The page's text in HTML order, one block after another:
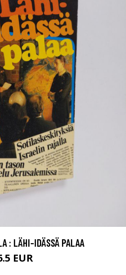
: LÄHI-IDÄSSÄ PALAA
EUR